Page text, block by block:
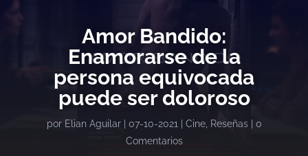
Amor Bandido:
Enamorarse de la
persona equivocada
puede ser doloroso
por Elian Aguilar| 07-10-2021 Cine, Reseñas| 0
Comentarios